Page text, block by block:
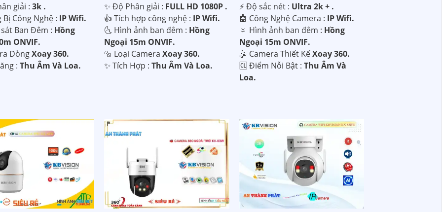
giải : 3k .
Công Nghệ : IP Wifi.
Ban Đêm : Hồng
ONVIF.
DòngXoay 360.
: Thu Âm Và Loa.
✨ Độ Phân giải : FULL HD 1080P .
👍 Tích hợp công nghệ : IP Wifi.
🌜 Hình ảnh ban đêm : Hồng
Ngoại 15m ONVIF.
🔩 Loại CameraXoay 360.
️✨ Tích Hợp :Thu Âm Và Loa.
️⚡ Độ sắc nét : Ultra 2k + .
🤖️ Công Nghệ Camera : IP Wifi.
🔅 Hình ảnh ban đêm : Hồng
Ngoại 15m ONVIF.
🤹 Camera Thiết KếXoay 360.
️🆑 Điểm Nỗi Bật : Thu Âm Và
Loa.